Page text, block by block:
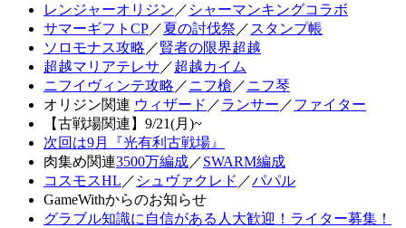
レンジャーオリジン ／ シャーマンキングコラボ
サマーギフトCP／夏の討伐祭 ／ スタンプ帳
ソロモナス攻略 ／賢者の限界超越
超越マリアテレサ ／超越カイム
ニフイヴィンテ攻略 ／ニフ槍 ／ニフ琴
オリジン関連 ウィザード ／ランサー ／ファイター
【古戦場関連】9/21(月)~
次回は9月『光有利古戦場』
肉集め関連3500万編成／SWARM編成
コスモスHL ／ シュヴァクレド ／パパル
GameWithからのお知らせ
グラブル知識に自信がある人大歓迎！ライター募集！